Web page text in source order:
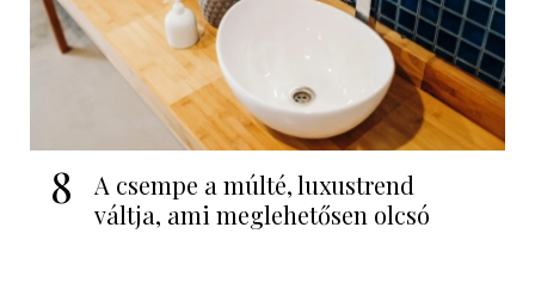
8
A csempe a múlté, luxustrend
váltja, ami meglehetősen olcsó